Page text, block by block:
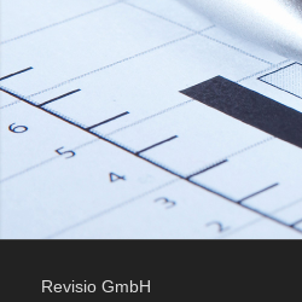
Revisio GmbH